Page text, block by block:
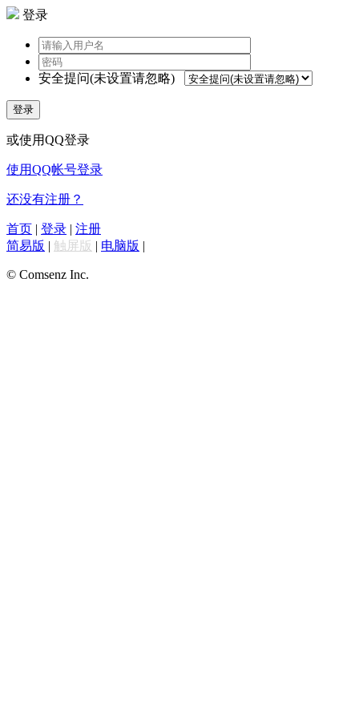
登录
安全提问(未设置请忽略)
登录
或使用QQ登录
使用QQ帐号登录
还没有注册？
首页 | 登录 | 注册
简易版 | 触屏版 | 电脑版 |
© Comsenz Inc.